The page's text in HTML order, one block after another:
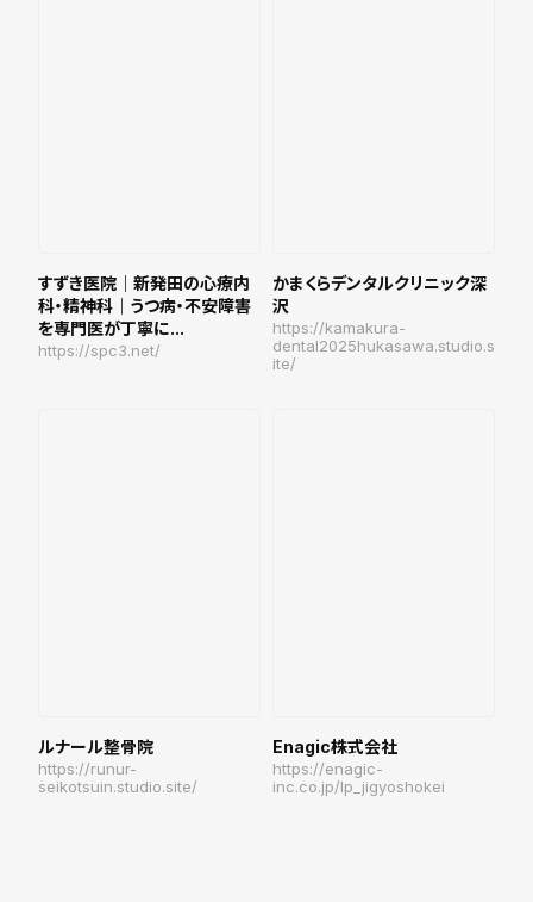
すずき医院｜新発田の心療内
科・精神科｜うつ病・不安障害
を専門医が丁寧に...
https://spc3.net/
かまくらデンタルクリニック深
沢
https://kamakura-
dental2025hukasawa.studio.s
ite/
ルナール整骨院
https://runur-
seikotsuin.studio.site/
Enagic株式会社
https://enagic-
inc.co.jp/lp_jigyoshokei